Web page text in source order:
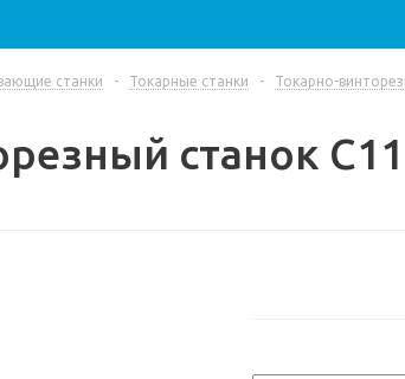
станки - Токарные станки - Токарно-
станок